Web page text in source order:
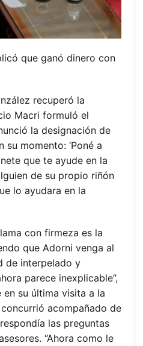
que ganó dinero con
recuperó la
Macri formuló el
la designación de
su momento: ‘Poné a
que te ayude en la
de su propio riñón
lo ayudara en la
con firmeza es la
que Adorni venga al
de interpelado y
parece inexplicable”,
su última visita a la
acompañado de
las preguntas
“Ahora como le